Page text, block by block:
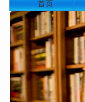
首页